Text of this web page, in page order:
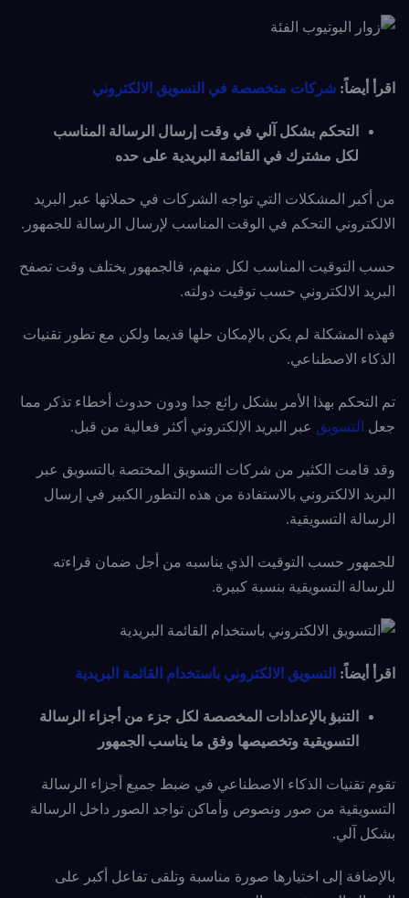
اقرأ أيضاً: شركات متخصصة في التسويق الالكتروني
التحكم بشكل آلي في وقت إرسال الرسالة المناسب
لكل مشترك في القائمة البريدية على حده
من أكبر المشكلات التي تواجه الشركات في حملاتها عبر البريد
الالكتروني التحكم في الوقت المناسب لإرسال الرسالة للجمهور.
حسب التوقيت المناسب لكل منهم، فالجمهور يختلف وقت تصفح
البريد الالكتروني حسب توقيت دولته.
فهذه المشكلة لم يكن بالإمكان حلها قديما ولكن مع تطور تقنيات
الذكاء الاصطناعي.
تم التحكم بهذا الأمر بشكل رائع جدا ودون حدوث أخطاء تذكر مما
جعل التسويق عبر البريد الإلكتروني أكثر فعالية من قبل.
وقد قامت الكثير من شركات التسويق المختصة بالتسويق عبر
البريد الالكتروني بالاستفادة من هذه التطور الكبير في إرسال
الرسالة التسويقية.
للجمهور حسب التوقيت الذي يناسبه من أجل ضمان قراءته
للرسالة التسويقية بنسبة كبيرة.
اقرأ أيضاً: التسويق الالكتروني باستخدام القائمة البريدية
التنبؤ بالإعدادات المخصصة لكل جزء من أجزاء الرسالة
التسويقية وتخصيصها وفق ما يناسب الجمهور
تقوم تقنيات الذكاء الاصطناعي في ضبط جميع أجزاء الرسالة
التسويقية من صور ونصوص وأماكن تواجد الصور داخل الرسالة
بشكل آلي.
بالإضافة إلى اختيارها صورة مناسبة وتلقى تفاعل أكبر على